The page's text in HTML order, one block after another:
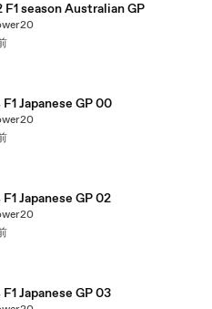
F1 season Australian GP
Japanese GP 00
Japanese GP 02
Japanese GP 03